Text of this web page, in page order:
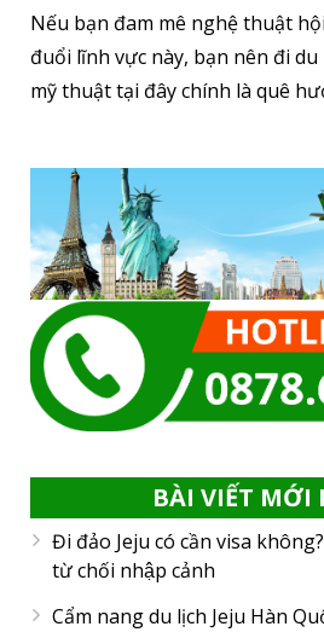
Nếu bạn đam mê nghệ thuật
đuổi lĩnh vực này, bạn nên đi
mỹ thuật tại đây chính là quê
BÀI VIẾT MỚI
Đi đảo Jeju có cần visa
từ chối nhập cảnh
Cẩm nang du lịch Jeju Hàn